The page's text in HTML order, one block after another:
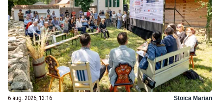
6 aug. 2026, 13:16 Stoica Marian